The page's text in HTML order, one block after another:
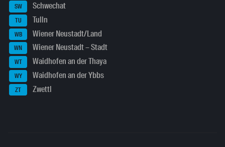
SW Schwechat
TU Tulln
WB Wiener Neustadt/Land
WN Wiener Neustadt – Stadt
WT Waidhofen an der Thaya
WY Waidhofen an der Ybbs
ZT Zwettl